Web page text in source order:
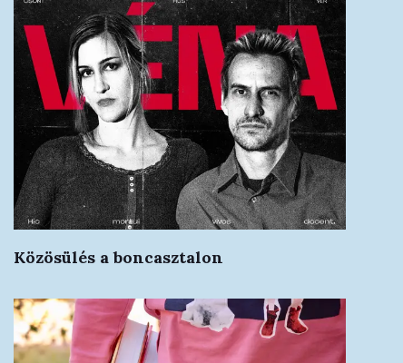
Közösülés a boncasztalon